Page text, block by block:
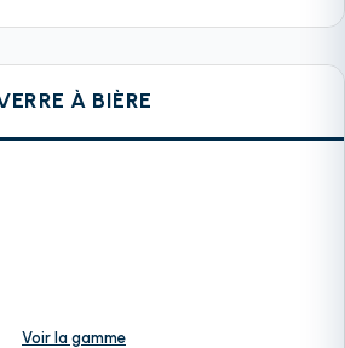
À BIÈRE
Voir la gamme